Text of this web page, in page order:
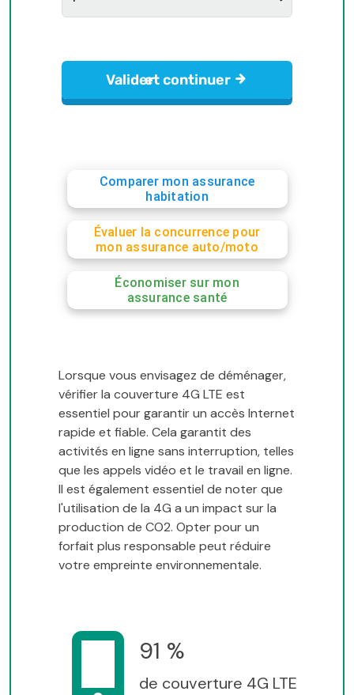
Comparer mon assurance
habitation
Évaluer la concurrence pour
mon assurance auto/moto
Économiser sur mon
assurance santé
Lorsque vous envisagez de déménager,
vérifier la couverture 4G LTE est
essentiel pour garantir un accès Internet
rapide et fiable. Cela garantit des
activités en ligne sans interruption, telles
que les appels vidéo et le travail en ligne.
Il est également essentiel de noter que
l'utilisation de la 4G a un impact sur la
production de CO2. Opter pour un
forfait plus responsable peut réduire
votre empreinte environnementale.
91 %
de couverture 4G LTE